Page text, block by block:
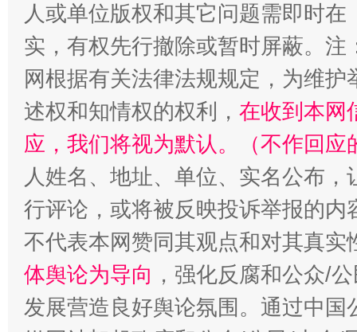
“蜀中异人”王建安的艺术幻境
人或单位版权和其它问题需即时在
实，有权先行撤除或暂时屏蔽。
网根据有关法律法规规定，为维
述权和知情权的权利， 在收到本网
应，我们将视为默认。（不作回应
人姓名、地址、单位、实名公布
行评论，或将被反映投诉举报的
不代表本网赞同其观点和对其真实
体舆论为导向 ，强化反腐和公众/
发展营造良好舆论氛围。通过中